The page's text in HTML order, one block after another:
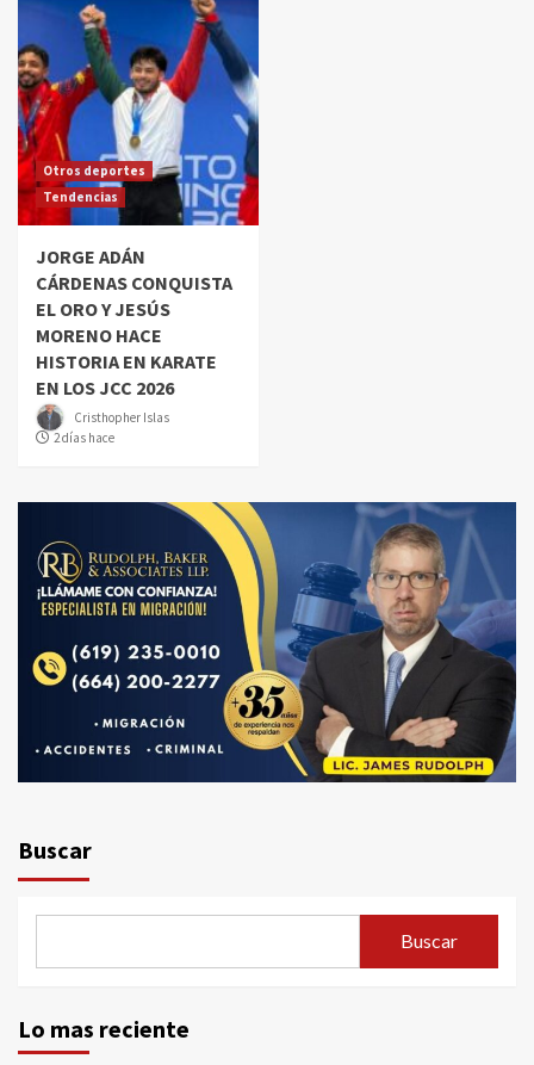
Otros deportes
Tendencias
JORGE ADÁN
CÁRDENAS CONQUISTA
EL ORO Y JESÚS
MORENO HACE
HISTORIA EN KARATE
EN LOS JCC 2026
Cristhopher Islas
2 días hace
Buscar
Buscar
Lo mas reciente